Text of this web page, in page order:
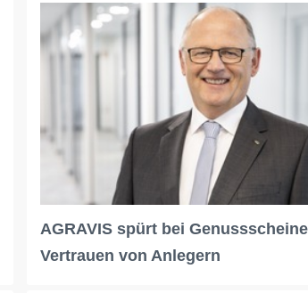
AGRAVIS spürt bei
Vertrauen von Anlegern